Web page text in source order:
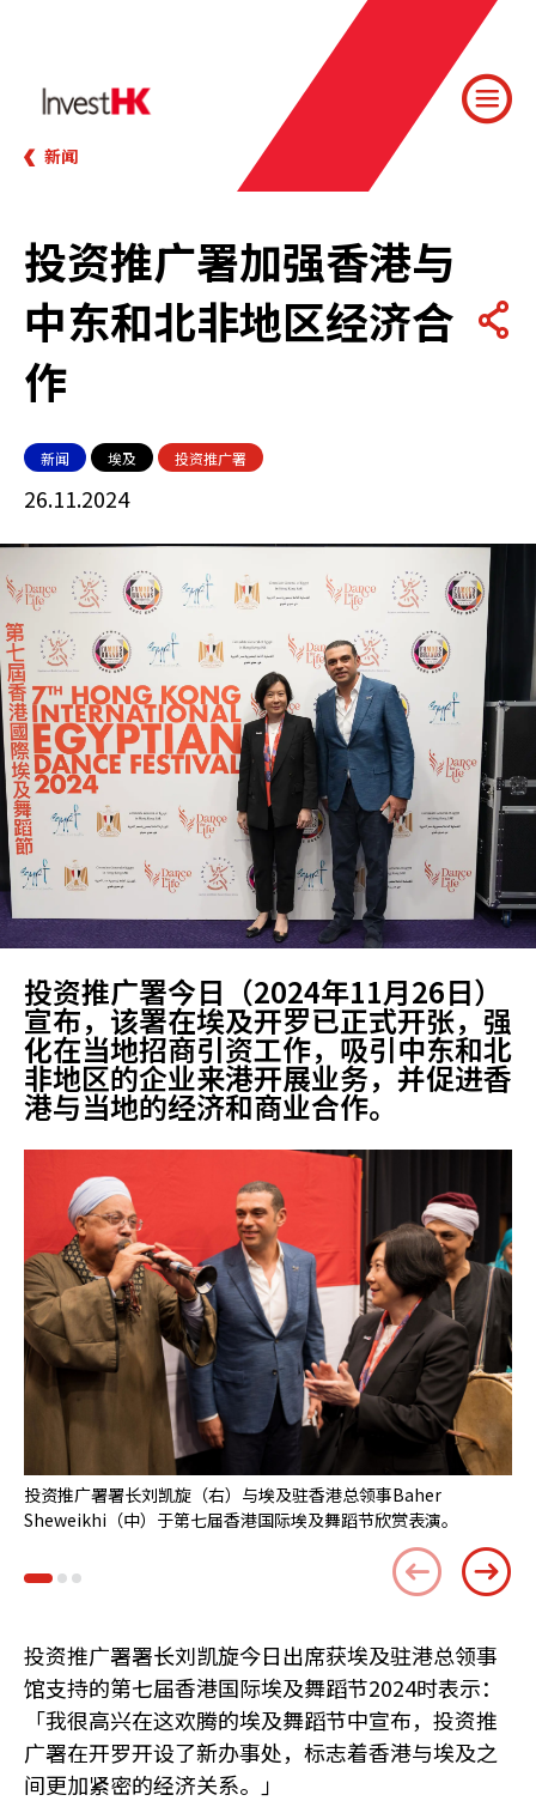
新闻
投资推广署加强香港与
中东和北非地区经济合
作
新闻 埃及 投资推广署
26.11.2024
投资推广署今日（2024年11月26日）
宣布，该署在埃及开罗已正式开张，强
化在当地招商引资工作，吸引中东和北
非地区的企业来港开展业务，并促进香
港与当地的经济和商业合作。
投资推广署署长刘凯旋（右）与埃及驻香港总领事Baher
Sheweikhi（中）于第七届香港国际埃及舞蹈节欣赏表演。
投资推广署署长刘凯旋今日出席获埃及驻港总领事
馆支持的第七届香港国际埃及舞蹈节2024时表示：
「我很高兴在这欢腾的埃及舞蹈节中宣布，投资推
广署在开罗开设了新办事处，标志着香港与埃及之
间更加紧密的经济关系。」